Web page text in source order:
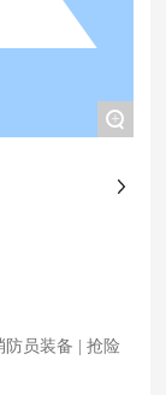
+
防员装备 | 抢险